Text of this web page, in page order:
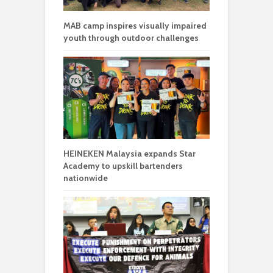
MAB camp inspires visually impaired
youth through outdoor challenges
HEINEKEN Malaysia expands Star
Academy to upskill bartenders
nationwide